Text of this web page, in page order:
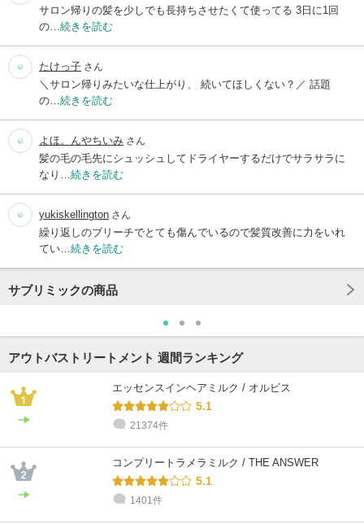
サロン帰りの髪を少しでも長持ちさせたくて使ってる 3日に1回
の… 続きを読む
たけっ子 さん
＼サロン帰りみたいな仕上がり、 続いてほしくない？／ 話題
の… 続きを読む
よほ。んやちいみ さん
髪の毛の毛先にシュッシュしてドライヤーするだけでサラサラに
なり… 続きを読む
yukiskellington さん
繰り返しのブリーチでとても傷んでいるので髪質改善に力をいれ
てい… 続きを読む
サブリミックの商品
アウトバストリートメント 週間ランキング
エッセンスインヘアミルク / オルビス
5.1
21374件
コンプリートラメラミルク / THE ANSWER
5.1
1401件